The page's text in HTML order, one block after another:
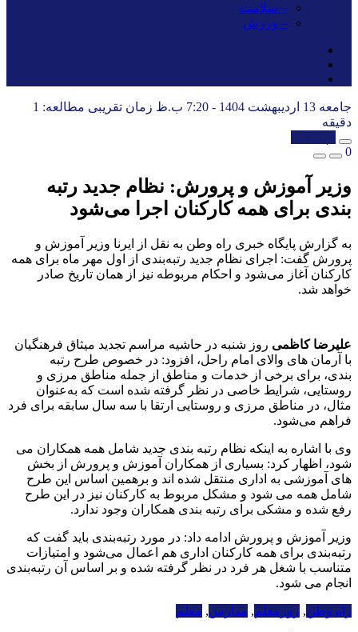
– سلامت
– ورزش
جامعه 13 اردیبهشت 1404 - 7:20 ب.ظ
زمان تقریبی مطالعه: 1
دقیقه
0
وزیر آموزش و پرورش: نظام جدید رتبه
بندی برای همه کارکنان اجرا می‌شود
به گزارش پایگاه خبری راه وطن به نقل از ایرنا وزیر آموزش و
پرورش گفت: اجرای نظام جدید رتبه‌بندی از اول مهر ماه برای همه
کارکنان آغاز می‌شود و احکام مربوطه نیز از همان تاریخ صادر
خواهد شد.
علیرضا کاظمی روز شنبه در حاشیه مراسم تجدید میثاق فرهنگیان
با آرمان های والای امام راحل، افزود: در خصوص طرح رتبه
بندی، برای برخی از خدمات و مناطق از جمله مناطق مرزی و
روستایی، شرایط خاصی در نظر گرفته شده است که به‌عنوان
مثال، در مناطق مرزی و روستایی ارتقا با سه سال سابقه برای فرد
فراهم می‌شود.
وی با اشاره به اینکه نظام رتبه بندی جدید شامل همه همکاران می
شود، اظهار کرد: بسیاری از همکاران آموزش و پرورش از بخش
های آموزشی به اداری منتقل شده اند و برهمین اساس این طرح
شامل همه می شود و مشکل مربوط به کارکنان نیز در این طرح
رفع شده و مشکی برای رتبه بندی همکاران وجود ندارد.
وزیر آموزش و پرورش ادامه داد: در مورد رتبه‌بندی باید گفت که
رتبه‌بندی برای همه کارکنان اداری هم اعمال می‌شود و امتیازات
متناسب با شغل هر فرد در نظر گرفته شده و بر اساس آن رتبه‌بندی
انجام می شود.
راه وطن, روزمعلم, مدارس, معلم